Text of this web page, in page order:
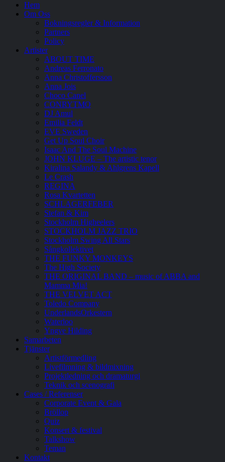
Hem
Om Oss
Bokningsregler & Information
Partners
Policy
Artister
ABOUT TIME
Andreas Ferronato
Anna Christoffersson
Anna Jois
Choco Canel
CONRYTMO
DJ Amul
Emilia Feldt
EVE Sweden
Get Up Soul Choir
Isaac And The Soul Machine
JOHN KLUGE – The artistic tenor
Kiralina Salandy & Ahlgrens Kapell
Le Crash
REGINA
Rosa Kvartetten
SCHLAGERFEBER
Stefan & Kim
Stockholm Higheelers
STOCKHOLM JAZZ TRIO
Stockholm Swing All Stars
Sångkollektivet
THE FUNKY MONKEYS
The High Society
THE ORIGINAL BAND – music of ABBA and
Mamma Mia!
THE VELVET ACT
Toledo Company
UnderlandsOrkestern
Waterloo
Yngve Hilding
Samarbeten
Tjänster
Artistförmedling
Livefilmning & bildmixning
Projektledning och dramaturgi
Teknik och scenografi
Cases / Referenser
Corporate Event & Gala
Bröllop
Quiz
Konsert & festival
Talkshow
Teman
Kontakt